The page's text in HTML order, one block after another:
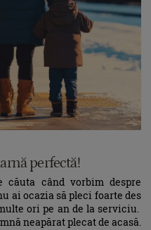
perfectă!
căuta când vorbim despre
ai ocazia să pleci foarte des
ori pe an de la serviciu.
neapărat plecat de acasă.